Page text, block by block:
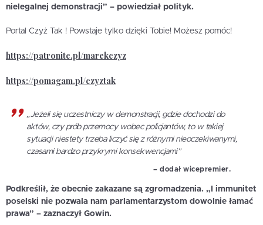
nielegalnej demonstracji” – powiedział polityk.
Portal Czyż Tak ! Powstaje tylko dzięki Tobie! Możesz pomóc!
https://patronite.pl/marekczyz
https://pomagam.pl/czyztak
„Jeżeli się uczestniczy w demonstracji, gdzie dochodzi do
aktów, czy prób przemocy wobec policjantów, to w takiej
sytuacji niestety trzeba liczyć się z różnymi nieoczekiwanymi,
czasami bardzo przykrymi konsekwencjami”
– dodał wicepremier.
Podkreślił, że obecnie zakazane są zgromadzenia. „I immunitet
poselski nie pozwala nam parlamentarzystom dowolnie łamać
prawa” – zaznaczył Gowin.